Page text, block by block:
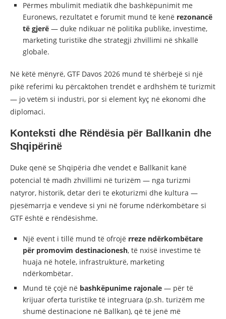
Përmes mbulimit mediatik dhe bashkëpunimit me
Euronews, rezultatet e forumit mund të kenë rezonancë
të gjerë — duke ndikuar në politika publike, investime,
marketing turistike dhe strategji zhvillimi në shkallë
globale.
Në këtë mënyrë, GTF Davos 2026 mund të shërbejë si një
pikë referimi ku përcaktohen trendët e ardhshëm të turizmit
— jo vetëm si industri, por si element kyç në ekonomi dhe
diplomaci.
Konteksti dhe Rëndësia për Ballkanin dhe
Shqipërinë
Duke qenë se Shqipëria dhe vendet e Ballkanit kanë
potencial të madh zhvillimi në turizëm — nga turizmi
natyror, historik, detar deri te ekoturizmi dhe kultura —
pjesëmarrja e vendeve si yni në forume ndërkombëtare si
GTF është e rëndësishme.
Një event i tillë mund të ofrojë rreze ndërkombëtare
për promovim destinacionesh, të nxisë investime të
huaja në hotele, infrastrukturë, marketing
ndërkombëtar.
Mund të çojë në bashkëpunime rajonale — për të
krijuar oferta turistike të integruara (p.sh. turizëm me
shumë destinacione në Ballkan), që të jenë më